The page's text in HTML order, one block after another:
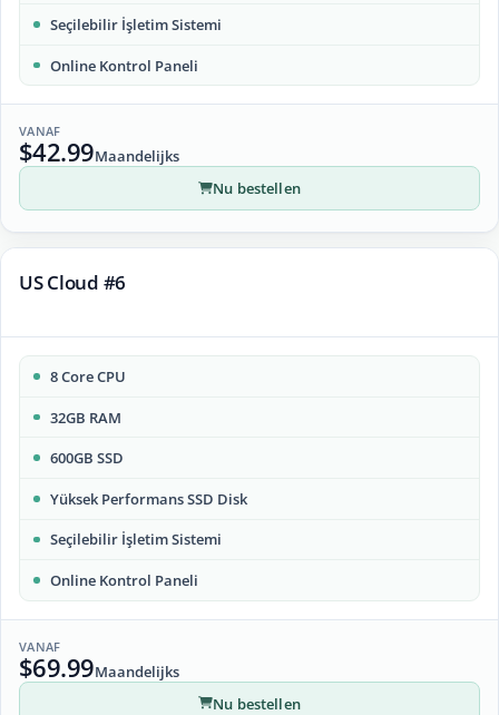
Seçilebilir İşletim Sistemi
Online Kontrol Paneli
VANAF
$42.99Maandelijks
Nu bestellen
US Cloud #6
8 Core CPU
32GB RAM
600GB SSD
Yüksek Performans SSD Disk
Seçilebilir İşletim Sistemi
Online Kontrol Paneli
VANAF
$69.99Maandelijks
Nu bestellen